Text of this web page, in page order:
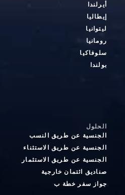
أيرلندا
إيطاليا
ليتوانيا
رومانيا
سلوفاكيا
بولندا
الحلول
الجنسية عن طريق النسب
الجنسية عن طريق الاستثناء
الجنسية عن طريق الاستثمار
صناديق ائتمان خارجية
جواز سفر خطة ب